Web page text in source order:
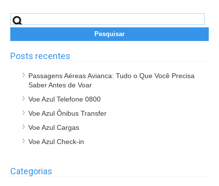
Pesquisar
por:
Posts recentes
Passagens Aéreas Avianca: Tudo o Que Você Precisa
Saber Antes de Voar
Voe Azul Telefone 0800
Voe Azul Ônibus Transfer
Voe Azul Cargas
Voe Azul Check-in
Categorias